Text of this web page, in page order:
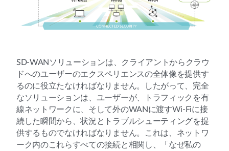
SD-WANソリューションは、クライアントからクラウ
ドへのユーザーのエクスペリエンスの全体像を提供す
るのに役立たなければなりません。したがって、完全
なソリューションは、ユーザーが、トラフィックを有
線ネットワークに、そして外のWANに渡すWi-Fiに接
続した瞬間から、状況とトラブルシューティングを提
供するものでなければなりません。これは、ネットワ
ーク内のこれらすべての接続と相関し、「なぜ私の